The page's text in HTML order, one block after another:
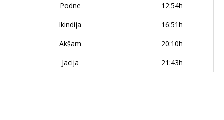
Podne
12:54h
Ikindija
16:51h
Akšam
20:10h
Jacija
21:43h